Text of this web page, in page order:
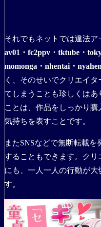
それでもネットでは違法ア
av01・fc2ppv・tktube・
momonga・nhentai・
く、そのせいでクリエイ
てしまうことも珍しくは
ことは、作品をしっかり
気持ちを表すことです。
またSNSなどで無断転載
することもできます。ク
にも、一人一人の行動が
す。